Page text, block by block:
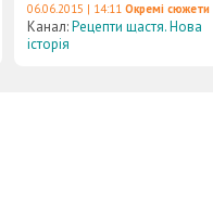
06.06.2015 | 14:11 Окремі сюжети
Канал:Рецепти щастя. Нова
історія